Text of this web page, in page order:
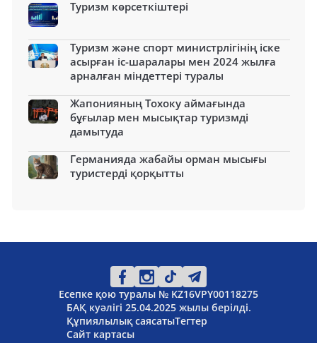
Туризм көрсеткіштері
Туризм және спорт министрлігінің іске
асырған іс-шаралары мен 2024 жылға
арналған міндеттері туралы
Жапонияның Тохоку аймағында
бұғылар мен мысықтар туризмді
дамытуда
Германияда жабайы орман мысығы
туристерді қорқытты
Есепке қою туралы № KZ16VPY00118275
БАҚ куәлігі 25.04.2025 жылы берілді.
Құпиялылық саясатыТегтер
Сайт картасы